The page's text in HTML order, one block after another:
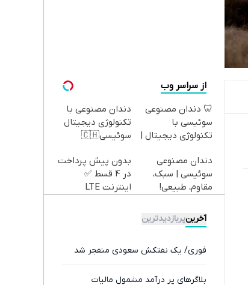
از سراسر وب
🦷 دندان مصنوعی
سوئیسی با
تکنولوژی دیجیتال |
📍 تهران
دندان مصنوعی با
تکنولوژی دیجیتال
سوئیسی🇨🇭
دندان مصنوعی
سوئیسی | سبک،
مقاوم، طبیعی!
رایگان+پرداخت
اقساطی😍
بدون پیش پرداخت
در 4 قسط ✅
اینترنت LTE
آخرینپربازدیدترین
فوری/ یک نفتکش سعودی منفجر شد
بلاگرهای پر درآمد مشمول مالیات